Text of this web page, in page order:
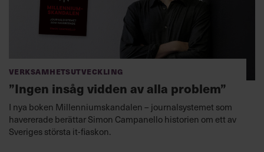
Verksamhetsutveckling
”Ingen insåg vidden av alla problem”
I nya boken Millenniumskandalen – journalsystemet som
havererade berättar Simon Campanello historien om ett av
Sveriges största it-fiaskon.